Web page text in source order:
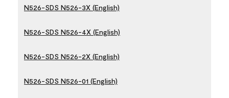
N526-SDS N526-3X (English)
N526-SDS N526-4X (English)
N526-SDS N526-2X (English)
N526-SDS N526-01 (English)